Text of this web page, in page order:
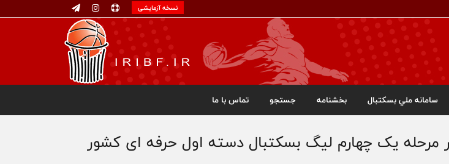
نسخه آزمایشی
سامانه ملي بسکتبال بخشنامه جستجو تماس با ما
مرحله یک چهارم لیگ بسکتبال دسته اول حرفه ای کشور